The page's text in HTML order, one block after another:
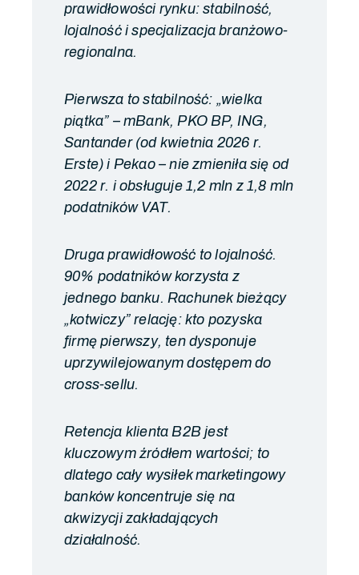
prawidłowości rynku: stabilność,
lojalność i specjalizacja branżowo-
regionalna.
Pierwsza to stabilność: „wielka
piątka” – mBank, PKO BP, ING,
Santander (od kwietnia 2026 r.
Erste) i Pekao – nie zmieniła się od
2022 r. i obsługuje 1,2 mln z 1,8 mln
podatników VAT.
Druga prawidłowość to lojalność.
90% podatników korzysta z
jednego banku. Rachunek bieżący
„kotwiczy” relację: kto pozyska
firmę pierwszy, ten dysponuje
uprzywilejowanym dostępem do
cross-sellu.
Retencja klienta B2B jest
kluczowym źródłem wartości; to
dlatego cały wysiłek marketingowy
banków koncentruje się na
akwizycji zakładających
działalność.